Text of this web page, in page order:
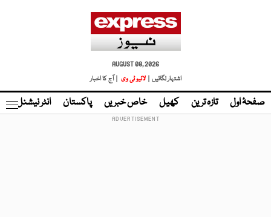
AUGUST 08, 2026
اشتہار لگائیں |
لائیو ٹی وی | آج کا اخبار
صفحۂ اول تازہ ترین کھیل خاص خبریں پاکستان انٹر نیشنل